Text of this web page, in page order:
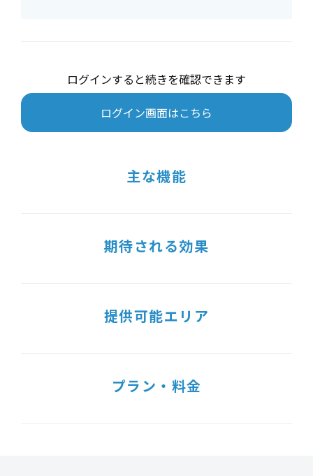
ログインすると続きを確認できます
ログイン画面はこちら
主な機能
期待される効果
提供可能エリア
プラン・料金